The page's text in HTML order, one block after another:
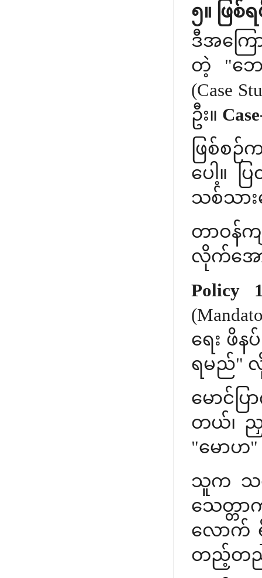
၅။ ဖြစ်
ဒီအကြေ
တဲ့ "ဘေ
(Case
ဦး။
ဖြစ်စဉ်
ပေါ့။
သစ်သား
တာဝန်
လိုက်အေ
Policy
ရေး ဖိန
ရမည်" လို့
မောင်ပ
တယ်၊ ညှ
"မောဟ
သူက သစ်
သေတ္တာ
လောက်
တည့်တည့်